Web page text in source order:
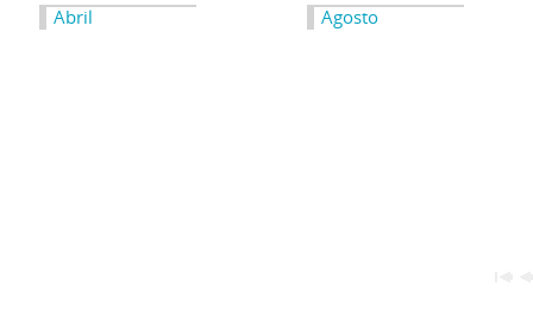
Abril
Agosto